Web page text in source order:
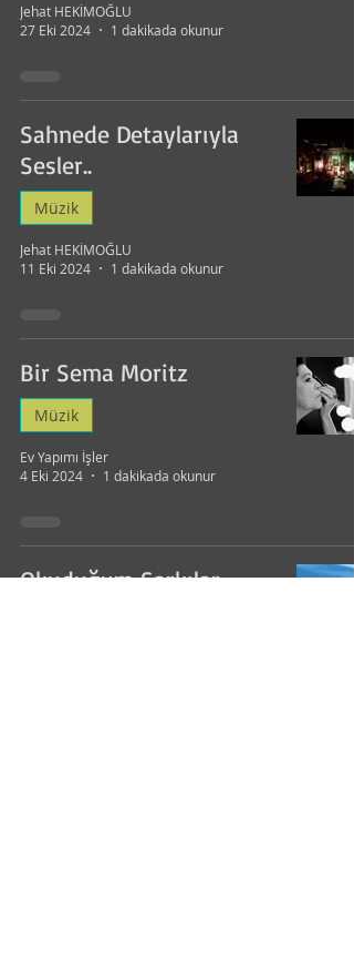
Jehat HEKİMOĞLU
27 Eki 2024
1 dakikada okunur
Sahnede Detaylarıyla
Sesler..
Müzik
Jehat HEKİMOĞLU
11 Eki 2024
1 dakikada okunur
Bir Sema Moritz
Müzik
Ev Yapımı İşler
4 Eki 2024
1 dakikada okunur
Okuduğum Şarkılar